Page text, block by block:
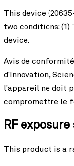
This device
two conditions:
device.
Avis de conformité
d'Innovation,
l'appareil ne doit
compromettre le
RF
This product is a